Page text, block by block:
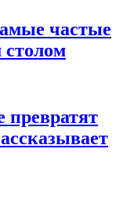
частые
превратят